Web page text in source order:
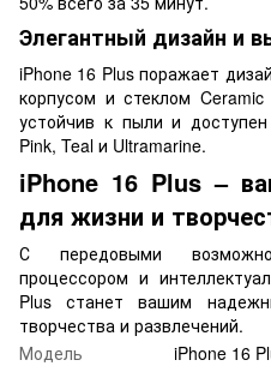
Элегантный дизайн и
iPhone 16 Plus поражает
корпусом и стеклом
устойчив к пыли и
Pink, Teal и Ultramarine.
iPhone 16 Plus –
для жизни и
С передовыми
процессором и
Plus станет вашим
творчества и развлечений.
Модель
iPhone 16